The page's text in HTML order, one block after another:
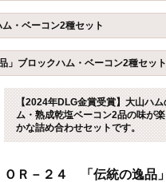
・ベーコン2種セット
」ブロックハム・ベーコン2種セット
【2024年DLG金賞受賞】大山ハ
ム・熟成乾塩ベーコン2品の味が
かな詰め合わせセットです。
ＯＲ－２４ 「伝統の逸品